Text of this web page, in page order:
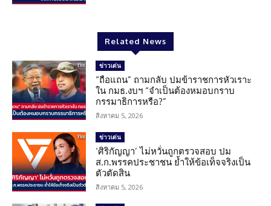
Related News
ข่าวเด่น
“ถือแถน” ถามกลับ ปมข้าราชการหัวเราะ
ใน กมธ.งบฯ “จำเป็นต้องหมอบกราบ
กรรมาธิการหรือ?”
สิงหาคม 5, 2026
ข่าวเด่น
‘ศิริกัญญา’ ไม่หวั่นถูกตรวจสอบ ปม
ส.ก.พรรคประชาชน ย้ำให้ข้อเท็จจริงเป็น
ตัวตัดสิน
สิงหาคม 5, 2026